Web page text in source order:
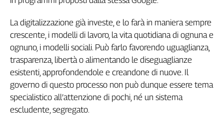
Rubriche
Collettiva
Talk
La
settimana
Collettiva
Girasoli
Il
Sassolino
La digitalizzazione già investe, e lo farà in maniera sempre
crescente, i modelli di lavoro, la vita quotidiana di ognuna e
ognuno, i modelli sociali. Può farlo favorendo uguaglianza,
trasparenza, libertà o alimentando le diseguaglianze
esistenti, approfondendole e creandone di nuove. Il
governo di questo processo non può dunque essere tema
specialistico all’attenzione di pochi, né un sistema
escludente, segregato.